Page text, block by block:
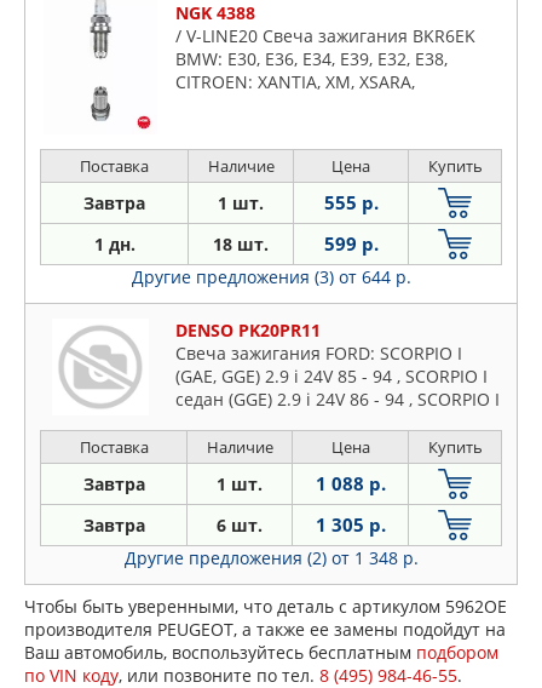
NGK 4388
/ V-LINE20 Свеча зажигания BKR6EK
BMW: E30, E36, E34, E39, E32, E38,
CITROEN: XANTIA, XM, XSARA,
VECTRA, PEUGEOT
Поставка Наличие Цена Купить
Завтра 1 шт. 555 р.
1 дн. 18 шт. 599 р.
Другие предложения (3) от 644 р.
DENSO PK20PR11
Свеча зажигания FORD: SCORPIO I
(GAE, GGE) 2.9 i 24V 85 - 94 , SCORPIO I
седан (GGE) 2.9 i 24V 86 - 94 , SCORPIO I
SCORPIO II (
Поставка Наличие Цена Купить
Завтра 1 шт. 1 088 р.
Завтра 6 шт. 1 305 р.
Другие предложения (2) от 1 348 р.
Чтобы быть уверенными, что деталь с артикулом 5962OE
производителя PEUGEOT, а также ее замены подойдут на
Ваш автомобиль, воспользуйтесь бесплатным подбором
по VIN коду, или позвоните по тел. 8 (495) 984-46-55.